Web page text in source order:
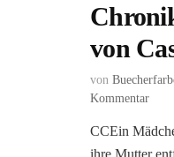
von
von
Kommentarzu
of
CCEin